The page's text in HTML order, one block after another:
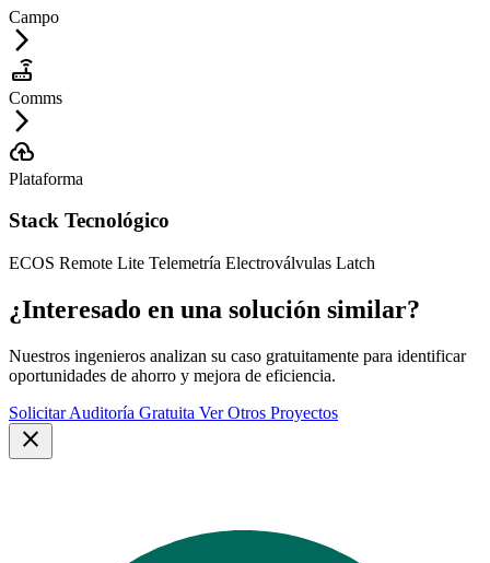
Campo
arrow_forward_ios
router
Comms
arrow_forward_ios
cloud_upload
Plataforma
Stack Tecnológico
ECOS Remote Lite Telemetría Electroválvulas Latch
¿Interesado en una solución similar?
Nuestros ingenieros analizan su caso gratuitamente para identificar
oportunidades de ahorro y mejora de eficiencia.
Solicitar Auditoría Gratuita Ver Otros Proyectos
close